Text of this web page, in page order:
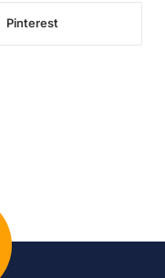
Pinterest